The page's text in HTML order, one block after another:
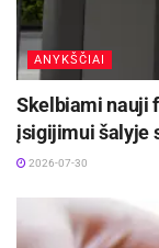
Žymos: Liudvikos
Pranešimas
ANYKŠČIAI
Skelbiami nauji
įsigijimui šalyje
2026-07-30